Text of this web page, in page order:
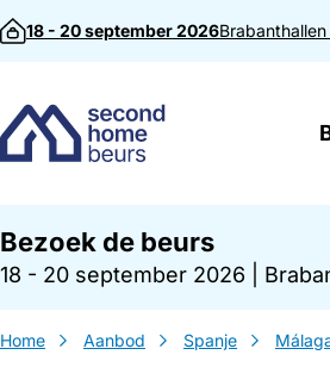
Direct naar inhoud
18 - 20 september 2026Brabanthallen
Bezoek de beurs
18 - 20 september 2026
Home Aanbod Spanje